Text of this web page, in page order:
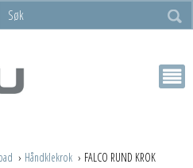
Håndklekrok FALCO RUND KROK